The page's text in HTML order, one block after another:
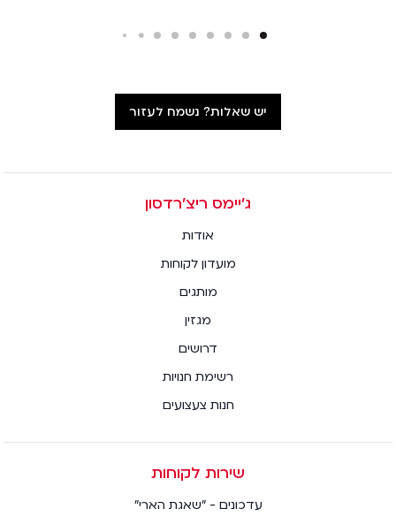
יש שאלות? נשמח לעזור
ג׳יימס ריצ׳רדסון
אודות
מועדון לקוחות
מותגים
מגזין
דרושים
רשימת חנויות
חנות צעצועים
שירות לקוחות
עדכונים - "שאגת הארי"